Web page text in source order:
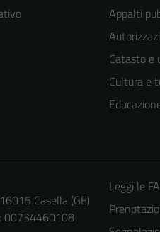
Appalti
Catasto e
Cultura e
Casella (GE)
00734460108
Leggi le